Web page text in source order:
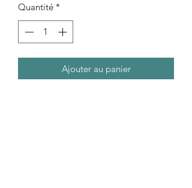
Quantité *
Ajouter au panier